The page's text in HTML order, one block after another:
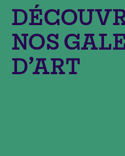
NOS
D’ART